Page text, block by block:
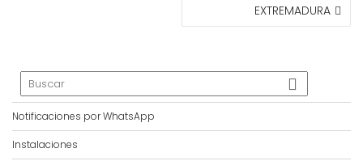
EXTREMADURA
Notificaciones por WhatsApp
Instalaciones